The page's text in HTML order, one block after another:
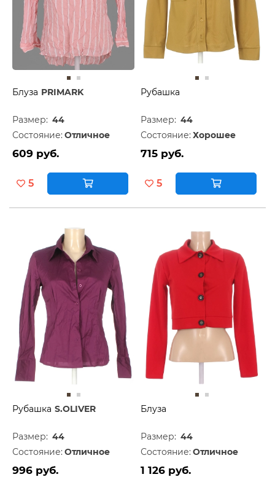
Блуза PRIMARK
Размер: 44
Состояние: Отличное
609 руб.
5
Рубашка
Размер: 44
Состояние: Хорошее
715 руб.
5
Рубашка S.OLIVER
Размер: 44
Состояние: Отличное
996 руб.
Блуза
Размер: 44
Состояние: Отличное
1 126 руб.